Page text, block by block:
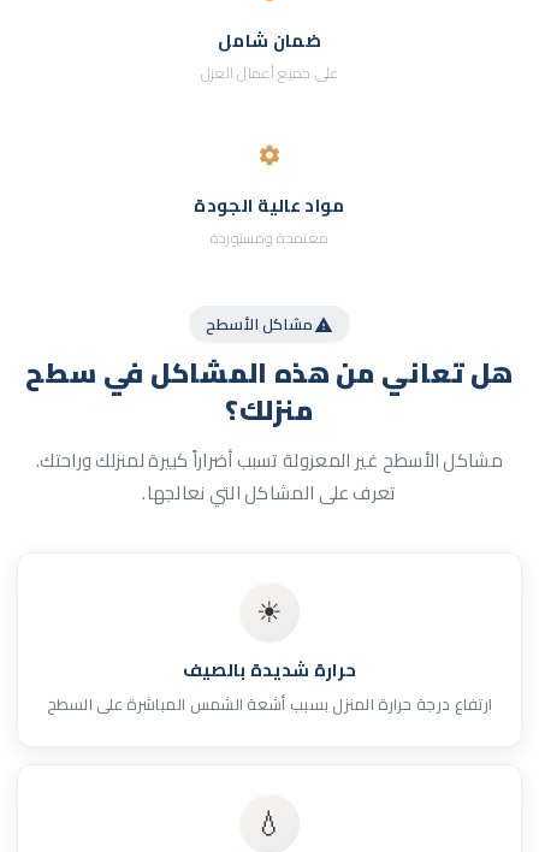
ضمان شامل
على جميع أعمال العزل
مواد عالية الجودة
معتمدة ومستوردة
مشاكل الأسطح
هل تعاني من هذه المشاكلفي سطح
منزلك؟
مشاكل الأسطح غير المعزولة تسبب أضراراً كبيرة لمنزلك وراحتك.
تعرف على المشاكل التي نعالجها.
☀
حرارة شديدة بالصيف
ارتفاع درجة حرارة المنزل بسبب أشعة الشمس المباشرة على السطح
💧